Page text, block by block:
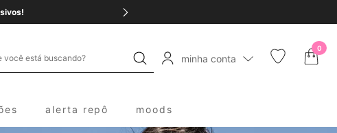
minha conta
0
alerta repô moods